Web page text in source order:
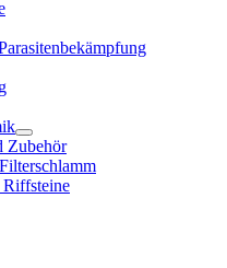
Zubehör
Riffsteine